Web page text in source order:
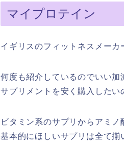
マイプロテイン
イギリスのフィットネスメーカ
何度も紹介しているのでいい加
サプリメントを安く購入した
ビタミン系のサプリからアミノ
基本的にほしいサプリは全て揃